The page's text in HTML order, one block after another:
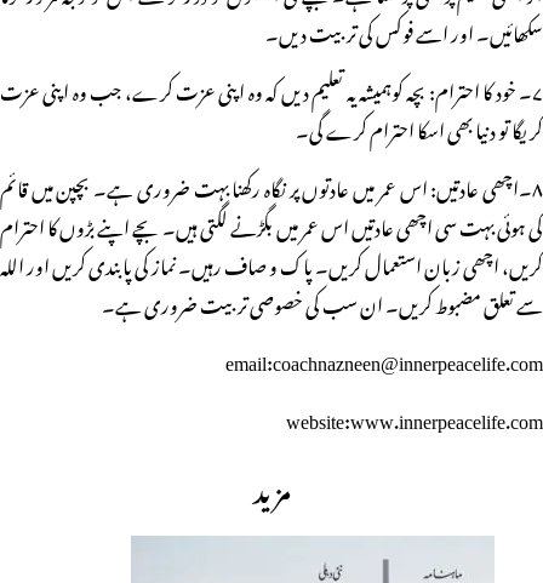
سکھائیں۔ اور اسے فوکس کی تربیت دیں۔
۷۔ خود کا احترام: بچہ کوہمیشہ یہ تعلیم دیں کہ وہ اپنی عزت کرے، جب وہ اپنی عزت
کریگا تو دنیا بھی اسکا احترام کرے گی۔
۸۔اچھی عادتیں: اس عمر میں عادتوں پر نگاہ رکھنا بہت ضروری ہے۔ بچپن میں قائم
کی ہوئی بہت سی اچھی عادتیں اس عمر میں بگڑنے لگتی ہیں۔ بچے اپنے بڑوں کا احترام
کریں، اچھی زبان استعمال کریں۔ پاک و صاف رہیں۔ نماز کی پابندی کریں اور اللہ
سے تعلق مضبوط کریں۔ ان سب کی خصوصی تربیت ضروری ہے۔
email:coachnazneen@innerpeacelife.com
website:www.innerpeacelife.com
مزید